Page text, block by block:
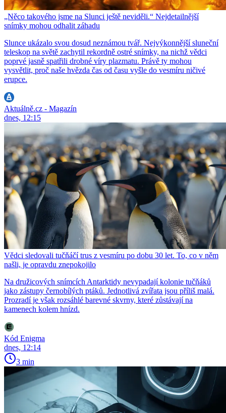
„Něco takového jsme na Slunci ještě neviděli.“ Nejdetailnější
snímky mohou odhalit záhadu
Slunce ukázalo svou dosud neznámou tvář. Nejvýkonnější sluneční
teleskop na světě zachytil rekordně ostré snímky, na nichž vědci
poprvé jasně spatřili drobné víry plazmatu. Právě ty mohou
vysvětlit, proč naše hvězda čas od času vyšle do vesmíru ničivé
erupce.
Aktuálně.cz - Magazín
dnes, 12:15
Vědci sledovali tučňáčí trus z vesmíru po dobu 30 let. To, co v něm
našli, je opravdu znepokojilo
Na družicových snímcích Antarktidy nevypadají kolonie tučňáků
jako zástupy černobílých ptáků. Jednotlivá zvířata jsou příliš malá.
Prozradí je však rozsáhlé barevné skvrny, které zůstávají na
kamenech kolem hnízd.
Kód Enigma
dnes, 12:14
3 min